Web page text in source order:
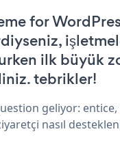
for
ilk büyük
tebrikler!
geliyor: entice,
nasıl